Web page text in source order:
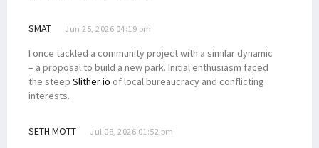
SMAT Jun 25, 2026 04:19 pm
I once tackled a community project with a similar dynamic
– a proposal to build a new park. Initial enthusiasm faced
the steep Slither io of local bureaucracy and conflicting
interests.
SETH MOTT Jul 08, 2026 01:52 pm